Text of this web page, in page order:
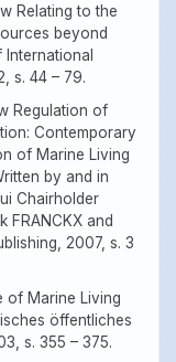
Relating to the
beyond
s. 44 – 79.
Regulation of
Contemporary
of Marine Living
by and in
Chairholder
FRANCKX and
2007, s. 3
of Marine Living
öffentliches
s. 355 – 375.